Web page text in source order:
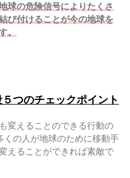
球の危険信号によりたくさ
び付けることが今の地球を
。
つのチェックポイント
変えることのできる行動の
の人が地球のために移動手
えることができれば素敵で